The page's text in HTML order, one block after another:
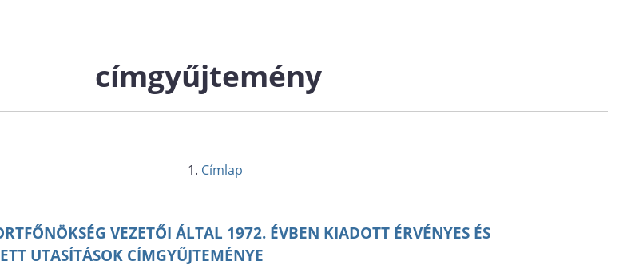
címgyűjtemény
Címlap
VEZETŐI ÁLTAL 1972. ÉVBEN KIADOTT ÉRVÉNYES ÉS
UTASÍTÁSOK CÍMGYŰJTEMÉNYE